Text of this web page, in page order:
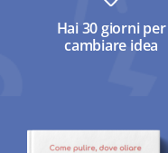
Hai 30 giorni per
cambiare idea